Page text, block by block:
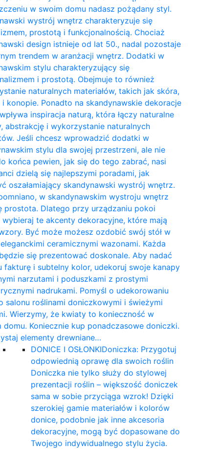
w swoim domu nadasz pożądany styl.
wystrój wnętrz charakteryzuje się
prostotą i funkcjonalnością. Chociaż
design istnieje od lat 50., nadal pozostaje
trendem w aranżacji wnętrz. Dodatki w
stylu charakteryzujący się
i prostotą. Obejmuje to również
naturalnych materiałów, takich jak skóra,
konopie. Ponadto na skandynawskie dekoracje
inspiracja naturą, która łączy naturalne
abstrakcję i wykorzystanie naturalnych
Jeśli chcesz wprowadzić dodatki w
stylu dla swojej przestrzeni, ale nie
końca pewien, jak się do tego zabrać, nasi
dzielą się najlepszymi poradami, jak
oszałamiający skandynawski wystrój wnętrz.
w skandynawskim wystroju wnętrz
prostota. Dlatego przy urządzaniu pokoi
wybieraj te akcenty dekoracyjne, które mają
Być może możesz ozdobić swój stół w
ceramicznymi wazonami. Każda
się prezentować doskonale. Aby nadać
fakturę i subtelny kolor, udekoruj swoje kanapy
narzutami i poduszkami z prostymi
nadrukami. Pomyśl o udekorowaniu
salonu roślinami doniczkowymi i świeżymi
Wierzymy, że kwiaty to konieczność w
domu. Koniecznie kup ponadczasowe doniczki.
elementy drewniane…
DONICE I OSŁONKIDoniczka: Przygotuj
odpowiednią oprawę dla swoich roślin
Doniczka nie tylko służy do stylowej
prezentacji roślin – większość doniczek
sama w sobie przyciąga wzrok! Dzięki
szerokiej gamie materiałów i kolorów
donice, podobnie jak inne akcesoria
dekoracyjne, mogą być dopasowane do
Twojego indywidualnego stylu życia.